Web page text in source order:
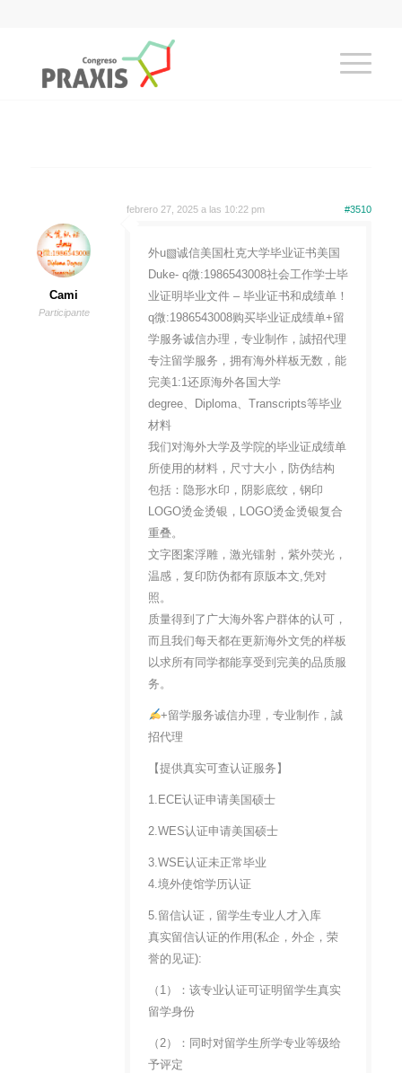
febrero 27, 2025 a las 10:22 pm #3510
Cami
Participante
外u▧诚信美国杜克大学毕业证书美国
Duke- q微:1986543008社会工作学士毕
业证明毕业文件 – 毕业证书和成绩单！
q微:1986543008购买毕业证成绩单+留
学服务诚信办理，专业制作，誠招代理
专注留学服务，拥有海外样板无数，能
完美1:1还原海外各国大学
degree、Diploma、Transcripts等毕业
材料
我们对海外大学及学院的毕业证成绩单
所使用的材料，尺寸大小，防伪结构
包括：隐形水印，阴影底纹，钢印
LOGO烫金烫银，LOGO烫金烫银复合
重叠。
文字图案浮雕，激光镭射，紫外荧光，
温感，复印防伪都有原版本文,凭对
照。
质量得到了广大海外客户群体的认可，
而且我们每天都在更新海外文凭的样板
以求所有同学都能享受到完美的品质服
务。
+留学服务诚信办理，专业制作，誠
招代理
【提供真实可查认证服务】
1.ECE认证申请美国硕士
2.WES认证申请美国硕士
3.WSE认证未正常毕业
4.境外使馆学历认证
5.留信认证，留学生专业人才入库
真实留信认证的作用(私企，外企，荣
誉的见证):
（1）：该专业认证可证明留学生真实
留学身份
（2）：同时对留学生所学专业等级给
予评定